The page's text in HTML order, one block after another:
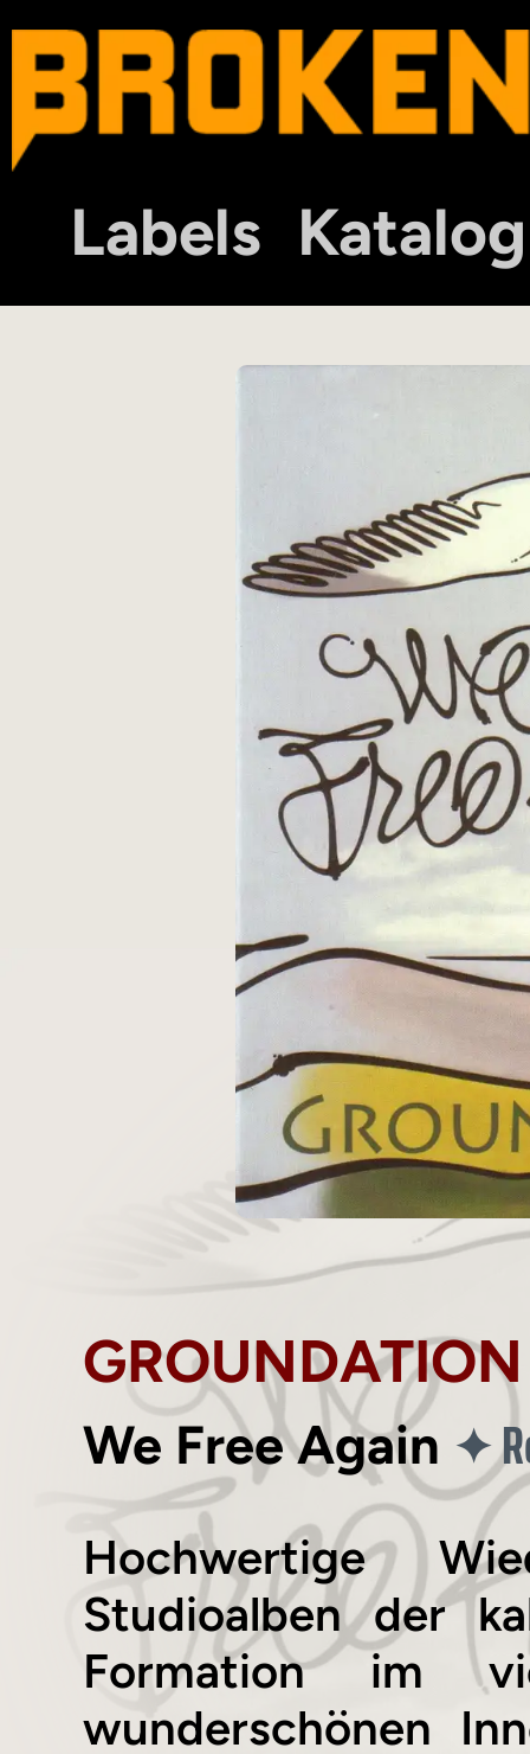
Labels Katalog
GROUNDATION
We Free Again ✦
Hochwertige
Studioalben der
Formation im
wunderschönen